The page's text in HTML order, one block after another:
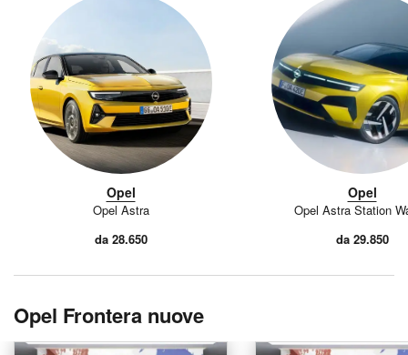
Opel
Opel Astra
da 28.650
Opel
Opel Astra Station
da 29.850
Opel Frontera nuove